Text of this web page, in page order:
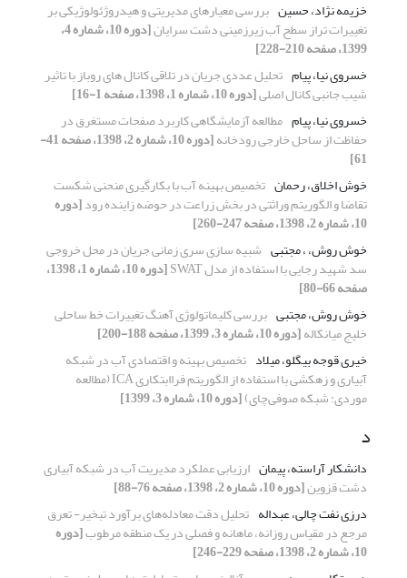
خزیمه نژاد، حسین بررسی معیارهای مدیریتی و هیدروژئولوژیکی بر
تغییرات تراز سطح آب زیرزمینی دشت سرایان [دوره 10، شماره 4،
1399، صفحه 210-228]
خسروی نیا، پیام تحلیل عددی جریان در تلاقی کانال های روباز با تاثیر
شیب جانبی کانال اصلی[دوره 10، شماره 1، 1398، صفحه 1-16]
خسروی نیا، پیام مطالعه آزمایشگاهی کاربرد صفحات مستغرق در
حفاظت از ساحل خارجی رودخانه [دوره 10، شماره 2، 1398، صفحه 41-
61]
خوش اخلاق، رحمان تخصیص بهینه آب با بکارگیری منحنی شکست
تقاضا و الگوریتم وراثتی در بخش زراعت در حوضه زاینده رود[دوره
10، شماره 2، 1398، صفحه 247-260]
خوش روش، ، مجتبی شبیه سازی سری زمانی جریان در محل خروجی
سد شهید رجایی با استفاده از مدل SWAT [دوره 10، شماره 1، 1398،
صفحه 66-80]
خوش روش، مجتبی بررسی کلیماتولوژی آهنگ تغییرات خط ساحلی
خلیج میانکاله[دوره 10، شماره 3، 1399، صفحه 188-200]
خیری قوجه بیگلو، میلاد تخصیص بهینه و اقتصادی آب در شبکه
آبیاری و زهکشی با استفاده از الگوریتم فراابتکاری ICA (مطالعه
موردی: شبکه صوفی‌چای)[دوره 10، شماره 3، 1399]
د
دانشکار آراسته، پیمان ارزیابی عملکرد مدیریت آب در شبکه آبیاری
دشت قزوین[دوره 10، شماره 2، 1398، صفحه 76-88]
درزی نفت چالی، عبداله تحلیل دقت معادله‌های برآورد تبخیر- تعرق
مرجع در مقیاس روزانه، ماهانه و فصلی در یک منطقه مرطوب[دوره
10، شماره 2، 1398، صفحه 229-246]